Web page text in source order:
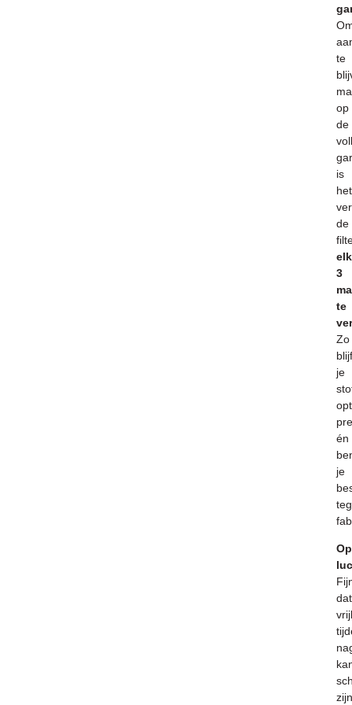
te
op
de
is
het
de
3
te
Zo
je
én
je
dat
zijn